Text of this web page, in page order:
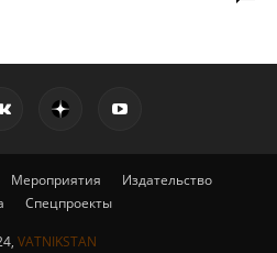
Мероприятия
Издательство
Спецпроекты
VATNIKSTAN